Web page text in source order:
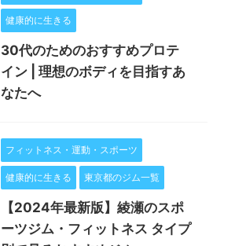
健康的に生きる
30代のためのおすすめプロテ
イン | 理想のボディを目指すあ
なたへ
フィットネス・運動・スポーツ
健康的に生きる 東京都のジム一覧
【2024年最新版】綾瀬のスポ
ーツジム・フィットネス タイプ